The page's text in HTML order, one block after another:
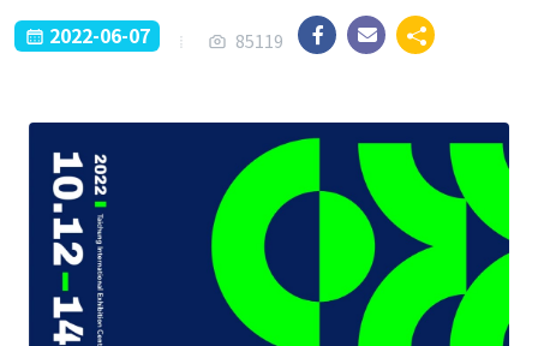
2022-06-07 85119